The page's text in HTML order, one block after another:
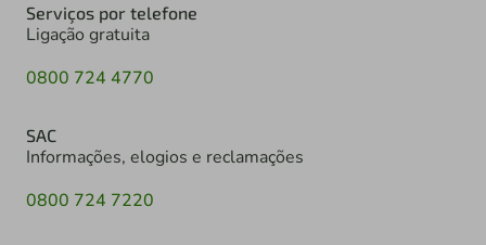
Serviços por telefone
Ligação gratuita
0800 724 4770
SAC
Informações, elogios e reclamações
0800 724 7220